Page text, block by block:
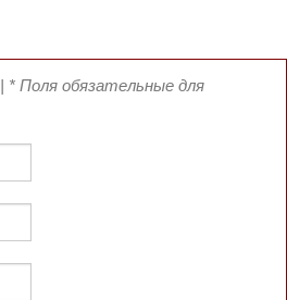
| * Поля обязательные для